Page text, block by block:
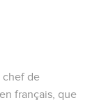
chef de
français, que